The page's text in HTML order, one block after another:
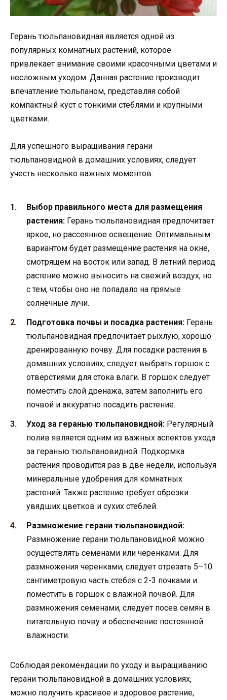
Герань тюльпановидная является одной из
популярных комнатных растений, которое
привлекает внимание своими красочными цветами и
несложным уходом. Данная растение производит
впечатление тюльпаном, представляя собой
компактный куст с тонкими стеблями и крупными
цветками.
Для успешного выращивания герани
тюльпановидной в домашних условиях, следует
учесть несколько важных моментов:
Выбор правильного места для размещения
растения: Герань тюльпановидная предпочитает
яркое, но рассеянное освещение. Оптимальным
вариантом будет размещение растения на окне,
смотрящем на восток или запад. В летний период
растение можно выносить на свежий воздух, но
с тем, чтобы оно не попадало на прямые
солнечные лучи.
Подготовка почвы и посадка растения: Герань
тюльпановидная предпочитает рыхлую, хорошо
дренированную почву. Для посадки растения в
домашних условиях, следует выбрать горшок с
отверстиями для стока влаги. В горшок следует
поместить слой дренажа, затем заполнить его
почвой и аккуратно посадить растение.
Уход за геранью тюльпановидной: Регулярный
полив является одним из важных аспектов ухода
за геранью тюльпановидной. Подкормка
растения проводится раз в две недели, используя
минеральные удобрения для комнатных
растений. Также растение требует обрезки
увядших цветков и сухих стеблей.
Размножение герани тюльпановидной:
Размножение герани тюльпановидной можно
осуществлять семенами или черенками. Для
размножения черенками, следует отрезать 5–10
сантиметровую часть стебля с 2-3 почками и
поместить в горшок с влажной почвой. Для
размножения семенами, следует посев семян в
питательную почву и обеспечение постоянной
влажности.
Соблюдая рекомендации по уходу и выращиванию
герани тюльпановидной в домашних условиях,
можно получить красивое и здоровое растение,